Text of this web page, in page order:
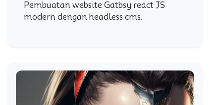
Pembuatan website Gatbsy react JS
modern dengan headless cms.